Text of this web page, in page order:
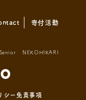
寄付活動
NEKOHIKARI
シー 免責事項